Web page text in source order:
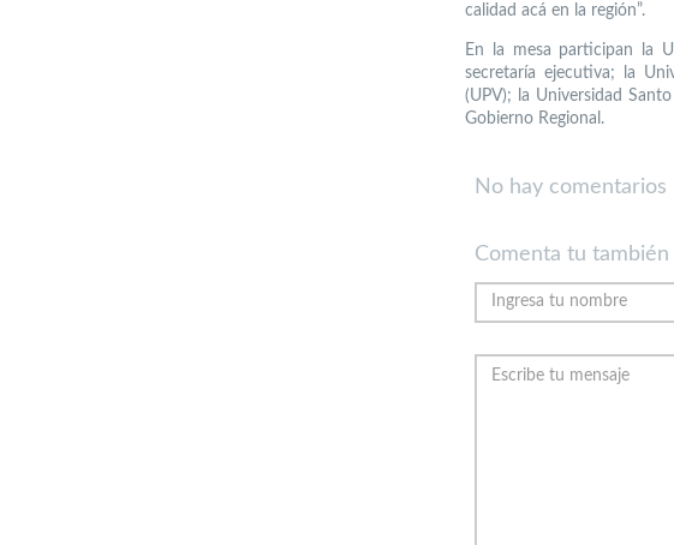
calidad acá en la región”.
En la mesa participan la
secretaría ejecutiva; la
(UPV); la Universidad
Gobierno Regional.
No hay comentarios
Comenta tu también